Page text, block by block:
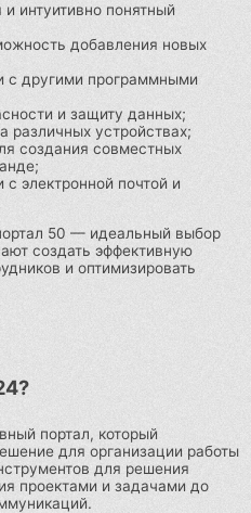
интуитивно понятный
добавления новых
с другими программными
и защиту данных;
различных устройствах;
создания совместных
электронной почтой и
50 — идеальный выбор
создать эффективную
и оптимизировать
портал, который
для организации работы
для решения
проектами и задачами до